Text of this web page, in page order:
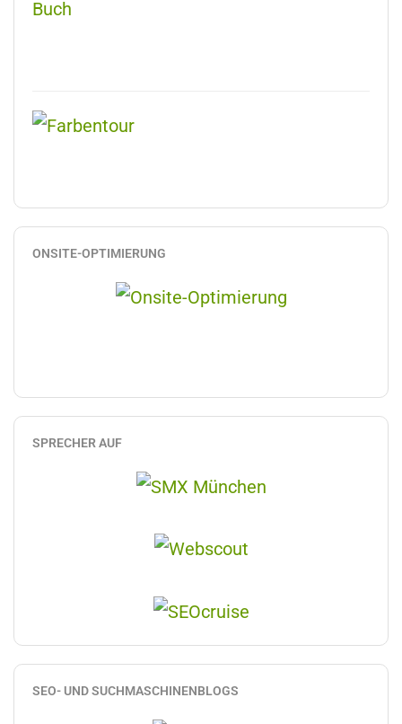
ONSITE-OPTIMIERUNG
SPRECHER AUF
SEO- UND SUCHMASCHINENBLOGS